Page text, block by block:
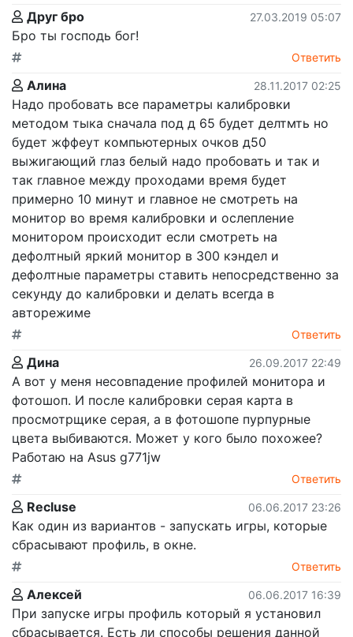
Друг бро 27.03.2019 05:07
Бро ты господь бог!
Ответить
Алина 28.11.2017 02:25
Надо пробовать все параметры калибровки
методом тыка сначала под д 65 будет делтмть но
будет жффеут компьютерных очков д50
выжигающий глаз белый надо пробовать и так и
так главное между проходами время будет
примерно 10 минут и главное не смотреть на
монитор во время калибровки и ослепление
монитором происходит если смотреть на
дефолтный яркий монитор в 300 кэндел и
дефолтные параметры ставить непосредственно за
секунду до калибровки и делать всегда в
авторежиме
Ответить
Дина 26.09.2017 22:49
А вот у меня несовпадение профилей монитора и
фотошоп. И после калибровки серая карта в
просмотрщике серая, а в фотошопе пурпурные
цвета выбиваются. Может у кого было похожее?
Работаю на Asus g771jw
Ответить
Recluse 06.06.2017 23:26
Как один из вариантов - запускать игры, которые
сбрасывают профиль, в окне.
Ответить
Алексей 06.06.2017 16:39
При запуске игры профиль который я установил
сбрасывается. Есть ли способы решения данной